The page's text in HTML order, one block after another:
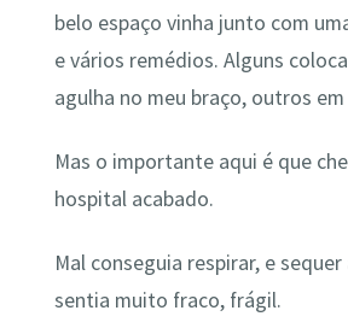
belo espaço vinha junto com
e vários remédios. Alguns
agulha no meu braço, outros em
Mas o importante aqui é que
hospital acabado.
Mal conseguia respirar, e sequer
sentia muito fraco, frágil.